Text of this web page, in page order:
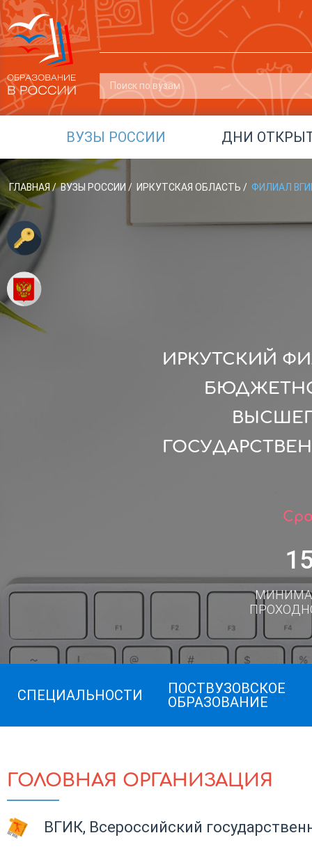
ВУЗЫ РОССИИ ДНИ
ГЛАВНАЯ/ ВУЗЫ РОССИИ / ИРКУТСКАЯ ОБЛАСТЬ / ФИЛИАЛ
ИРКУТСКИЙ
СПЕЦИАЛЬНОСТИ
ПОСТВУЗОВСКОЕ
ОБРАЗОВАНИЕ
ГОЛОВНАЯ ОРГАНИЗАЦИЯ
ВГИК, Всероссийский